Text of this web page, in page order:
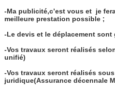
-Ma publicité,c’est vous et je
meilleure prestation possible ;
-Le devis et le déplacement sont
-Vos travaux seront réalisés
unifié)
-Vos travaux seront réalisés
juridique(Assurance décennale